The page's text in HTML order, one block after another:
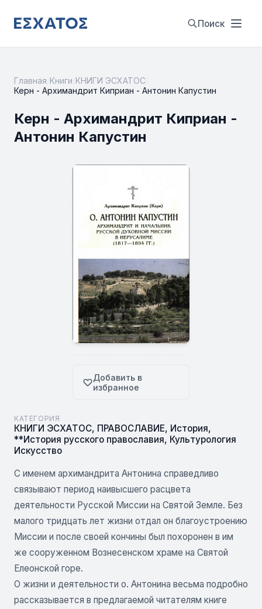
Поиск
Главная Книги КНИГИ ЭСХАТОС
Керн - Архимандрит Киприан - Антонин Капустин
Керн - Архимандрит Киприан -
Антонин Капустин
Добавить в
избранное
КАТЕГОРИЯ
КНИГИ ЭСХАТОС, ПРАВОСЛАВИЕ, История,
**История русского православия, Культурология
Искусство
С именем архимандрита Антонина справедливо
связывают период наивысшего расцвета
деятельности Русской Миссии на Святой Земле. Без
малого тридцать лет жизни отдал он благоустроению
Миссии и после своей кончины был похоронен в им
же сооруженном Вознесенском храме на Святой
Елеонской горе.
О жизни и деятельности о. Антонина весьма подробно
рассказывается в предлагаемой читателям книге